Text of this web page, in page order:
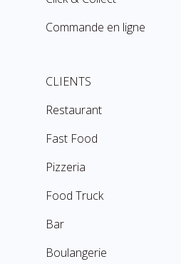
Commande en ligne
CLIENTS
Restaurant
Fast Food
Pizzeria
Food Truck
Bar
Boulangerie